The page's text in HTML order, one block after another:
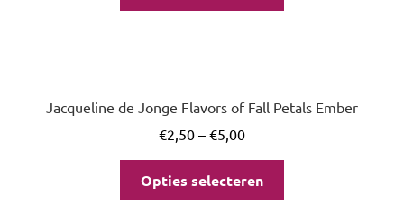
Jacqueline de Jonge Flavors of Fall Petals Ember
€2,50 – €5,00
Opties selecteren